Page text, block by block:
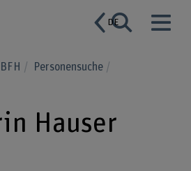
DE
Personensuche
Hauser